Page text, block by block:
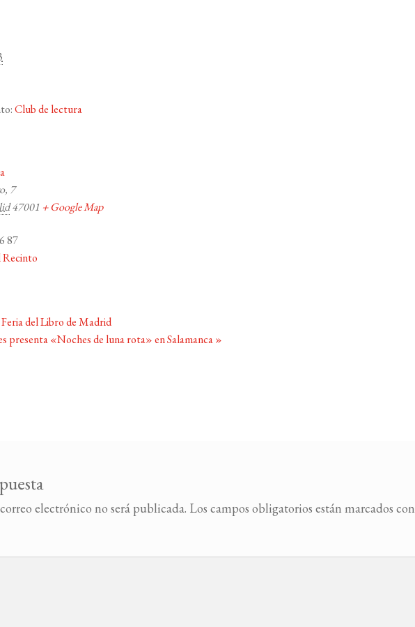
Club de lectura
7
47001 + Google Map
87
Recinto
del Libro de Madrid
presenta «Noches de luna rota» en Salamanca»
electrónico no será publicada. Los campos obligatorios están marcados con